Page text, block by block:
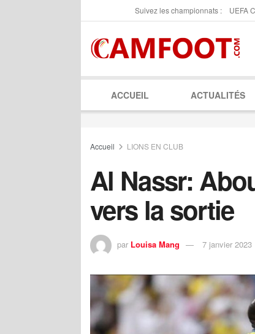
Suivez les championnats : UEFA
ACCUEIL ACTUALITÉS
Accueil LIONS EN CLUB
Al Nassr:
vers la sortie
par Louisa Mang 7 janvier 2023